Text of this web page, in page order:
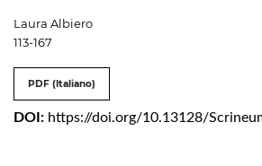
Laura Albiero
113-167
PDF (Italiano)
DOI: https://doi.org/10.13128/